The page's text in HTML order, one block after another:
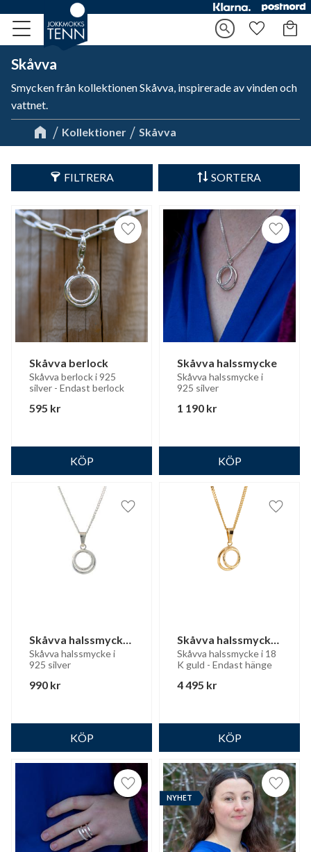
Meny search Favoriter
Skåvva
Kollektioner Skåvva
Smycken från kollektionen Skåvva, inspirerade av vinden och
vattnet.
FILTRERA SORTERA
Skåvva berlock
Skåvva berlock i 925
silver - Endast berlock
595 kr
Lägg till i favoriter
Skåvva halssmycke
Skåvva halssmycke i
925 silver
1 190 kr
Lägg
Skåvva halssmycke
(litet)
Skåvva halssmycke i
925 silver
990 kr
Lägg till i favoriter
Skåvva halssmycke
18 K guld
Skåvva halssmycke i 18
K guld - Endast hänge
4 495 kr
Lägg
Lägg till i favoriter
NYHET
Lägg